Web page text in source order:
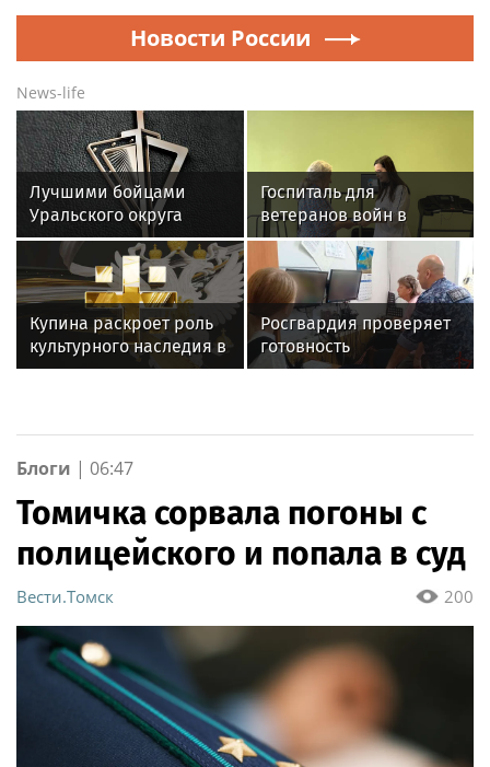
Новости России
News-life
Лучшими бойцами
Уральского округа
Росгвардии стали
военнослужащие
озерского соединения
по охране важных
государственных
объектов
Госпиталь для
ветеранов войн в
Екатеринбурге получил
новое оборудование
для реабилитации
Купина раскроет роль
культурного наследия в
единстве России
Росгвардия проверяет
готовность
образовательных
Блоги | 06:47
Томичка сорвала погоны с
полицейского и попала в суд
200
Вести.Томск